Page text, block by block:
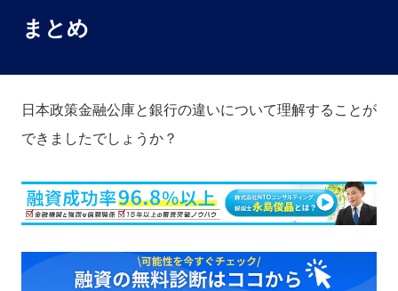
まとめ
日本政策金融公庫と銀行の違いについて理解することが
できましたでしょうか？